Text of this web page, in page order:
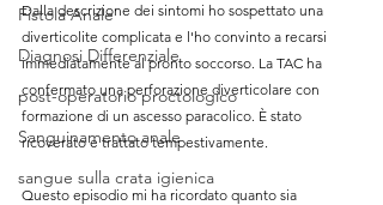
Fistola Anale
Diagnosi Differenziale
post-operatorio proctologico
Sanguinamento anale
sangue sulla crata igienica
Dalla descrizione dei sintomi ho sospettato una
diverticolite complicata e l'ho convinto a recarsi
immediatamente al pronto soccorso. La TAC ha
confermato una perforazione diverticolare con
formazione di un ascesso paracolico. È stato
ricoverato e trattato tempestivamente.
Questo episodio mi ha ricordato quanto sia